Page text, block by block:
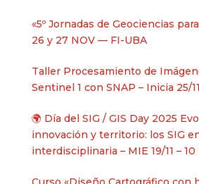
«5º Jornadas de Geociencias
26 y 27 NOV — FI-UBA
Taller Procesamiento de
Sentinel 1 con SNAP – Inicia 25/11
🌍 Día del SIG / GIS Day 2025
innovación y territorio: los SIG
interdisciplinaria – MIE 19/11 – 10